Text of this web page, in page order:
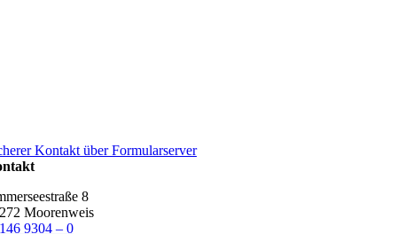
Kontakt über Formularserver
8
Moorenweis
9304 – 0